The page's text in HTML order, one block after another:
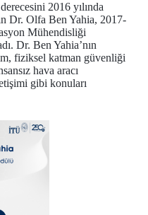
2016 yılında
Dr. Olfa Ben Yahia, 2017-
Mühendisliği
Dr. Ben Yahia’nın
fiziksel katman güvenliği
hava aracı
gibi konuları